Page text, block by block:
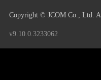
Copyright © JCOM Co., Ltd.
v9.10.0.3233062